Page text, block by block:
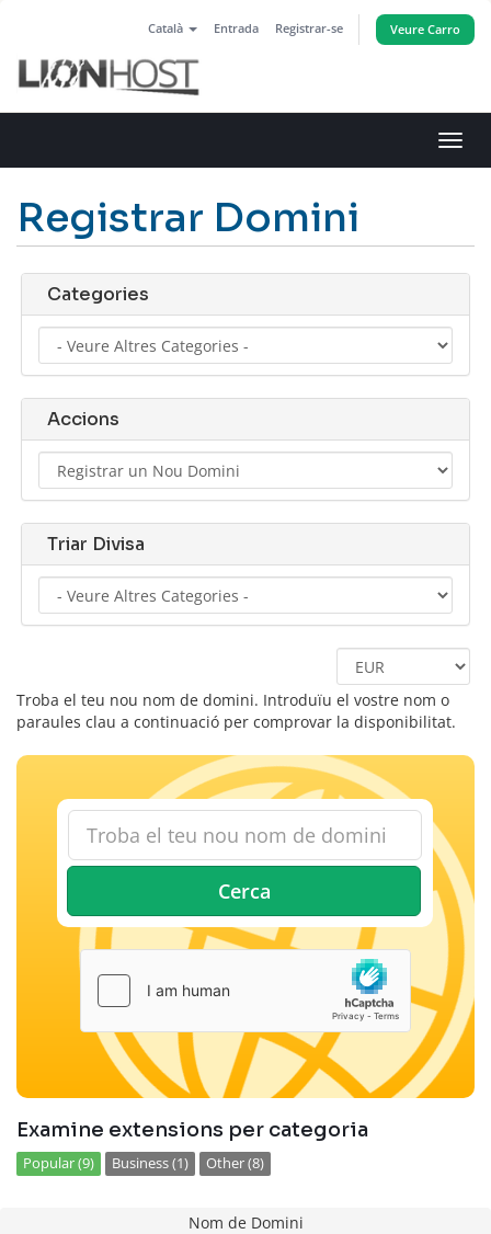
Català Entrada Registrar-se Veure Carro
la
Registrar Domini
Categories
Accions
Triar Divisa
Troba el teu nou nom de domini. Introduïu el vostre nom o
paraules clau a continuació per comprovar la disponibilitat.
Cerca
Examine extensions per categoria
Popular (9) Business (1) Other (8)
Nom de Domini